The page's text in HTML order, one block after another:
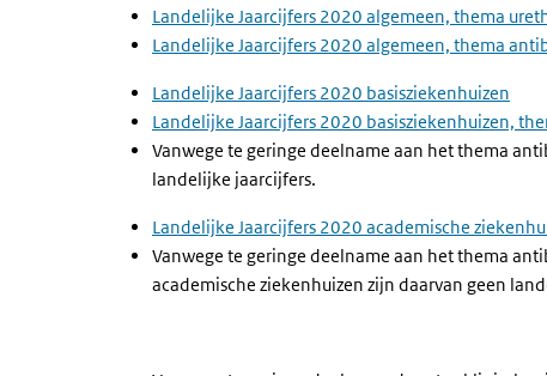
Landelijke Jaarcijfers 2020 algemeen, thema
Landelijke Jaarcijfers 2020 algemeen, thema
Landelijke Jaarcijfers 2020 basisziekenhuizen
Landelijke Jaarcijfers 2020 basisziekenhuizen,
Vanwege te geringe deelname aan het thema
landelijke jaarcijfers.
Landelijke Jaarcijfers 2020 academische
Vanwege te geringe deelname aan het thema
academische ziekenhuizen zijn daarvan geen